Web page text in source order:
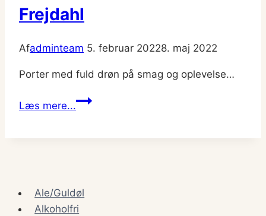
Frejdahl
Afadminteam 5. februar 20228. maj 2022
Porter med fuld drøn på smag og oplevelse…
Læs mere...Roulv
Ale/Guldøl
Alkoholfri